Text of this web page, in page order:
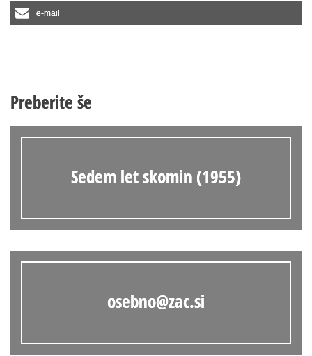
e-mail
Preberite še
Sedem let skomin (1955)
osebno@zac.si